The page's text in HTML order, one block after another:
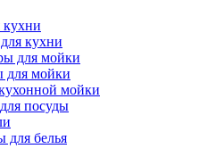
кухни
кухни
для мойки
для мойки
мойки
посуды
для белья